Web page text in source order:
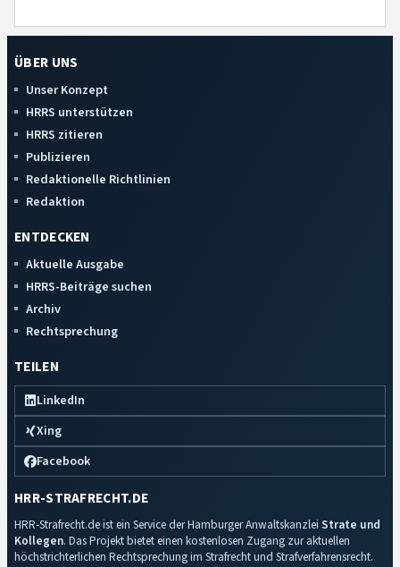
ÜBER UNS
Unser Konzept
HRRS unterstützen
HRRS zitieren
Publizieren
Redaktionelle Richtlinien
Redaktion
ENTDECKEN
Aktuelle Ausgabe
HRRS-Beiträge suchen
Archiv
Rechtsprechung
TEILEN
LinkedIn
Xing
Facebook
HRR-STRAFRECHT.DE
HRR-Strafrecht.de ist ein Service der Hamburger Anwaltskanzlei Strate und
Kollegen. Das Projekt bietet einen kostenlosen Zugang zur aktuellen
höchstrichterlichen Rechtsprechung im Strafrecht und Strafverfahrensrecht.